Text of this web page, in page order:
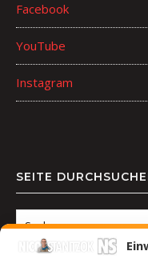
Facebook
YouTube
Instagram
SEITE